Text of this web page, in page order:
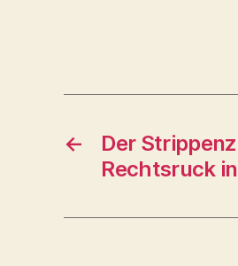
←
Der
Rechtsruck